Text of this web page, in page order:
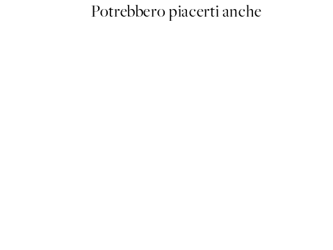
Potrebbero piacerti anche